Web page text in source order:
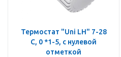
Термостат "Uni LH" 7-28
C, 0 *1-5, с нулевой
отметкой